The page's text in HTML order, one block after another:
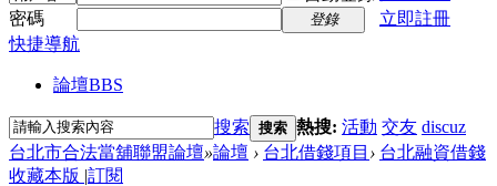
密碼
登錄
立即註冊
快捷導航
論壇BBS
搜索 搜索 熱搜: 活動 交友 discuz
台北市合法當舖聯盟論壇»論壇 › 台北借錢項目 › 台北融資借錢
收藏本版 |訂閱